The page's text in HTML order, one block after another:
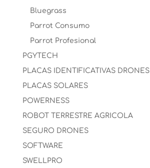
Bluegrass
Parrot Consumo
Parrot Profesional
PGYTECH
PLACAS IDENTIFICATIVAS DRONES
PLACAS SOLARES
POWERNESS
ROBOT TERRESTRE AGRICOLA
SEGURO DRONES
SOFTWARE
SWELLPRO